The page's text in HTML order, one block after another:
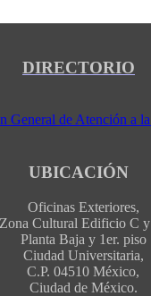
DIRECTORIO
UBICACIÓN
Oficinas Exteriores,
Zona Cultural Edificio C
Planta Baja y 1er. piso
Ciudad Universitaria,
C.P. 04510 México,
Ciudad de México.